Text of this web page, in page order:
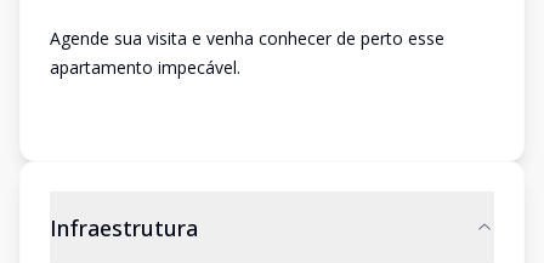
Agende sua visita e venha conhecer de perto esse
apartamento impecável.
Infraestrutura